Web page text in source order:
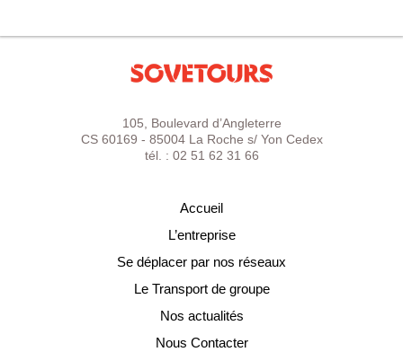
105, Boulevard d’Angleterre
CS 60169 - 85004 La Roche s/ Yon Cedex
tél. : 02 51 62 31 66
Accueil
L’entreprise
Se déplacer par nos réseaux
Le Transport de groupe
Nos actualités
Nous Contacter